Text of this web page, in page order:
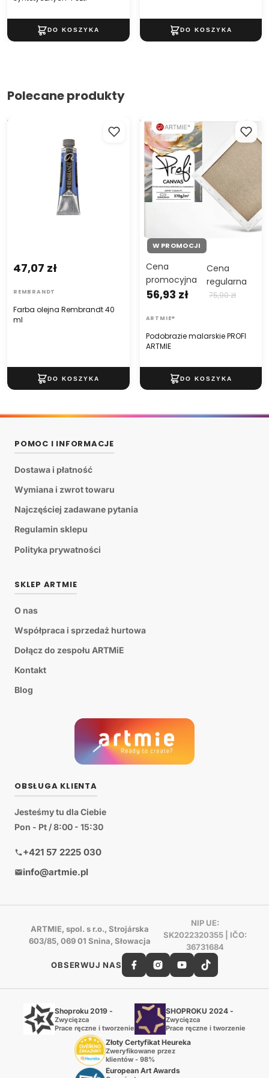
Polecane produkty
Farba olejna Rembrandt 40
Farba olejna Rembrandt 40
ml
47,07 zł
REMBRANDT
Podobrazie malarskie PROFI
ARTMIE
W PROMOCJI
Podobrazie malarskie PROFI
ARTMIE
Cena
promocyjna
56,93 zł
Cena
regularna
75,90 zł
ARTMIE®
POMOC I INFORMACJE
Dostawa i płatność
Wymiana i zwrot towaru
Najczęściej zadawane pytania
Regulamin sklepu
Polityka prywatności
SKLEP ARTMIE
O nas
Współpraca i sprzedaż hurtowa
Dołącz do zespołu ARTMiE
Kontakt
Blog
OBSŁUGA KLIENTA
Jesteśmy tu dla Ciebie
Pon - Pt / 8:00 - 15:30
+421 57 2225 030
info@artmie.pl
ARTMIE, spol. s r.o., Strojárska
603/85, 069 01 Snina, Słowacja
NIP UE:
SK2022320355 | IČO:
36731684
OBSERWUJ NAS
Shoproku 2019 -
Zwycięzca
Prace ręczne i tworzenie
SHOPROKU 2024 -
Zwycięzca
Prace ręczne i tworzenie
Złoty Certyfikat Heureka
Zweryfikowane przez
klientów - 98%
European Art Awards